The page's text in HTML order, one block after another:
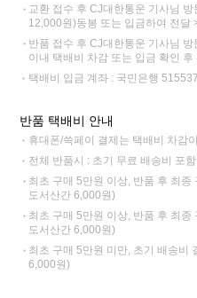
교환 접수 후 CJ대한통운 기사님
12,000원)동봉 또는 입금하여 전달
반품 접수 후 CJ대한통운 기사님
이내 택배비 차감 또는 입금 확인 후
택배비 입금 계좌 : 국민은행
반품 택배비 안내
휴대폰/쓱페이 결제는 택배비 차감
전체 반품시 : 초기 무료 배송비 포
최초 구매 5만원 이상, 반품 후 최종
도서산간 6,000원)
최초 구매 5만원 이상, 반품 후 최종
도서산간 6,000원)
최초 구매 5만원 미만, 초기 배송비
6,000원)